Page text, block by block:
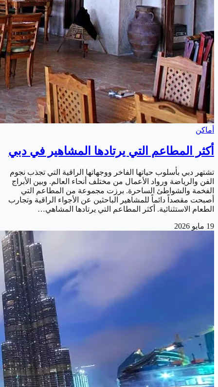
أماكن
أكثر المطاعم التي يرتادها المشاهير في دبي
تشتهر دبي بأسلوب حياتها الفاخر ووجهاتها الراقية التي تجذب نجوم
الفن والرياضة ورواد الأعمال من مختلف أنحاء العالم. وبين الأبراج
الفخمة والشواطئ الساحرة. برزت مجموعة من المطاعم التي
أصبحت مقصداً دائماً للمشاهير الباحثين عن الأجواء الراقية وتجارب
الطعام الاستثنائية. أكثر المطاعم التي يرتادها المشاهي…
19 مايو 2026